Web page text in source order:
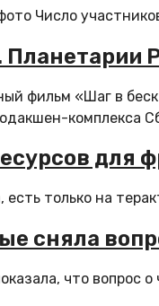
Число
Планетарии
фильм «Шаг в
комплекса
для
только на
сняла
что вопрос